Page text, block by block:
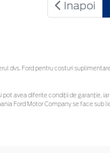
Inapoi
dvs. Ford pentru costuri
avea diferite condiții de
Ford Motor Company se face